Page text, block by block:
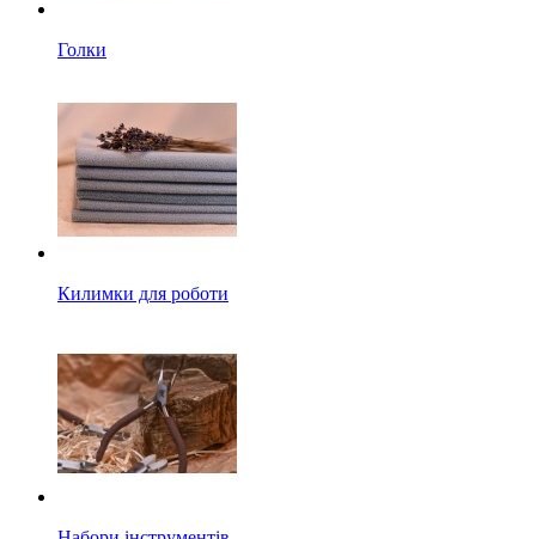
Голки
Килимки для роботи